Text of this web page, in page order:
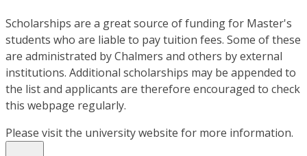
Scholarships are a great source of funding for Master's
students who are liable to pay tuition fees. Some of these
are administrated by Chalmers and others by external
institutions. Additional scholarships may be appended to
the list and applicants are therefore encouraged to check
this webpage regularly.
Please visit the university website for more information.